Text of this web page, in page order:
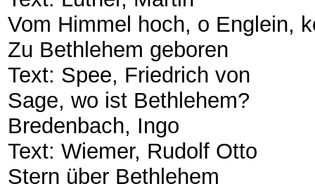
​Vom Himmel hoch, o Englein,
​Zu Bethlehem geboren
​Text: Spee, Friedrich von
​Sage, wo ist Bethlehem?
​Bredenbach, Ingo
​Text: Wiemer, Rudolf Otto
​Stern über Bethlehem